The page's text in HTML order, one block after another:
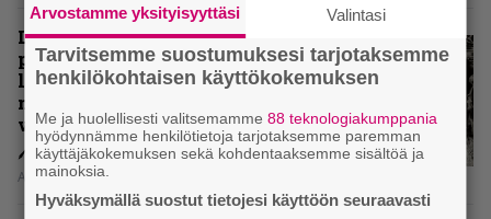
Levyarvio: Coronerin
paluualbumi 32 vuotta edellisen
levytyksen jälkeen ei voi
mitenkään täyttää odotuksia. Vai
voiko?
Aki Nuopponen
Arvostamme yksityisyyttäsi Valintasi
Tarvitsemme suostumuksesi tarjotaksemme
henkilökohtaisen käyttökokemuksen
Me ja huolellisesti valitsemamme88 teknologiakumppania
hyödynnämme henkilötietoja tarjotaksemme paremman
käyttäjäkokemuksen sekä kohdentaaksemme sisältöä ja
mainoksia.
Hyväksymällä suostut tietojesi käyttöön seuraavasti